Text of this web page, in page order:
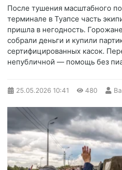
После тушения масштабного
терминале в Туапсе часть
пришла в негодность.
собрали деньги и купили
сертифицированных касок.
непубличной — помощь без
25.05.2026 10:41 480